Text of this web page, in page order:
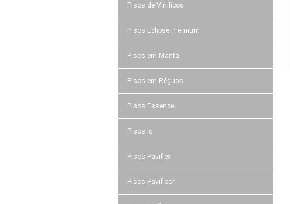
Pisos de Vinílicos
Pisos Eclipse Premium
Pisos em Manta
Pisos em Réguas
Pisos Essence
Pisos Iq
Pisos Paviflex
Pisos Pavifloor